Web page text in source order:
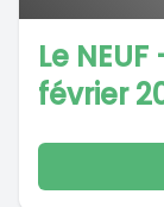
Le
février